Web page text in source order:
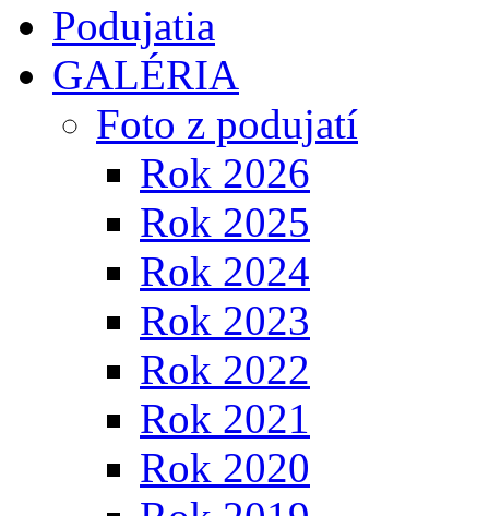
Podujatia
GALÉRIA
Foto z podujatí
Rok 2026
Rok 2025
Rok 2024
Rok 2023
Rok 2022
Rok 2021
Rok 2020